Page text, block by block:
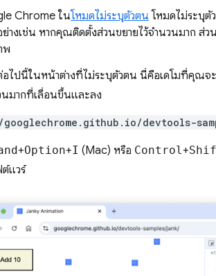
Chrome ในโหมดไม่ระบุตัวตน โหมดไม่ระบุตั
ย่างเช่น หากคุณติดตั้งส่วนขยายไว้จํานวนมาก ส่ว
พ
ไปนี้ในหน้าต่างที่ไม่ระบุตัวตน นี่คือเดโมที่คุณจ
นมากที่เลื่อนขึ้นและลง
devtools-
+Option+I (Mac) หรือ Control+
แวร์